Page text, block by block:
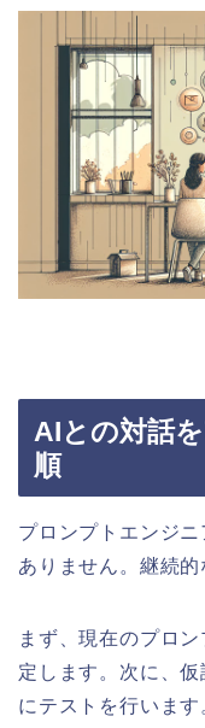
AIとの対話
順
プロンプトエンジ
ありません。継続的
まず、現在のプロ
定します。次に、
にテストを行いま